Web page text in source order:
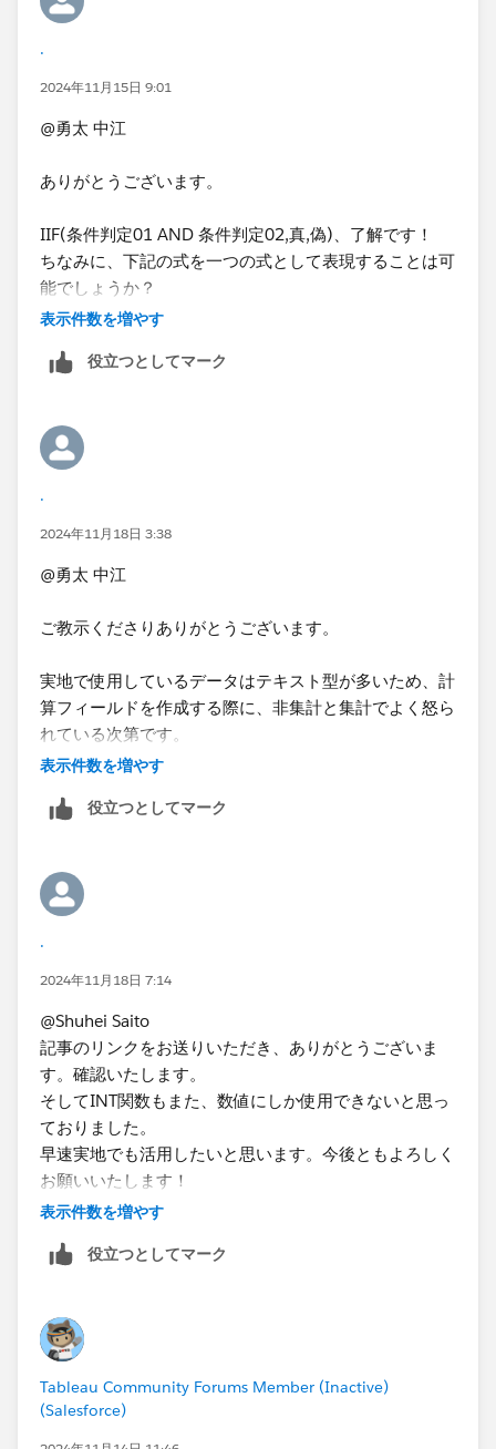
.
2024年11月15日 9:01
@勇太 中江
ありがとうございます。
IIF(条件判定01 AND 条件判定02,真,偽)、了解です！
ちなみに、下記の式を一つの式として表現することは可
能でしょうか？
IIF(MIN([売上費用区分]) = '売上'
⌗予算達成なら1（費用）
IIF(MIN([売上費用区分]) = '費用'
and SUM([実績])<=SUM([予算]),1,0)
表示件数を増やす
役立つとしてマーク
.
2024年11月18日 3:38
@勇太 中江​
ご教示くださりありがとうございます。
実地で使用しているデータはテキスト型が多いため、計
算フィールドを作成する際に、非集計と集計でよく怒ら
れている次第です。
今回「集計として扱えるデータ」にする方法を学べたの
表示件数を増やす
役立つとしてマーク
.
2024年11月18日 7:14
@Shuhei Saito
記事のリンクをお送りいただき、ありがとうございま
す。確認いたします。
そしてINT関数もまた、数値にしか使用できないと思っ
ておりました。
早速実地でも活用したいと思います。今後ともよろしく
お願いいたします！
表示件数を増やす
役立つとしてマーク
Tableau Community Forums Member (Inactive)
(Salesforce)